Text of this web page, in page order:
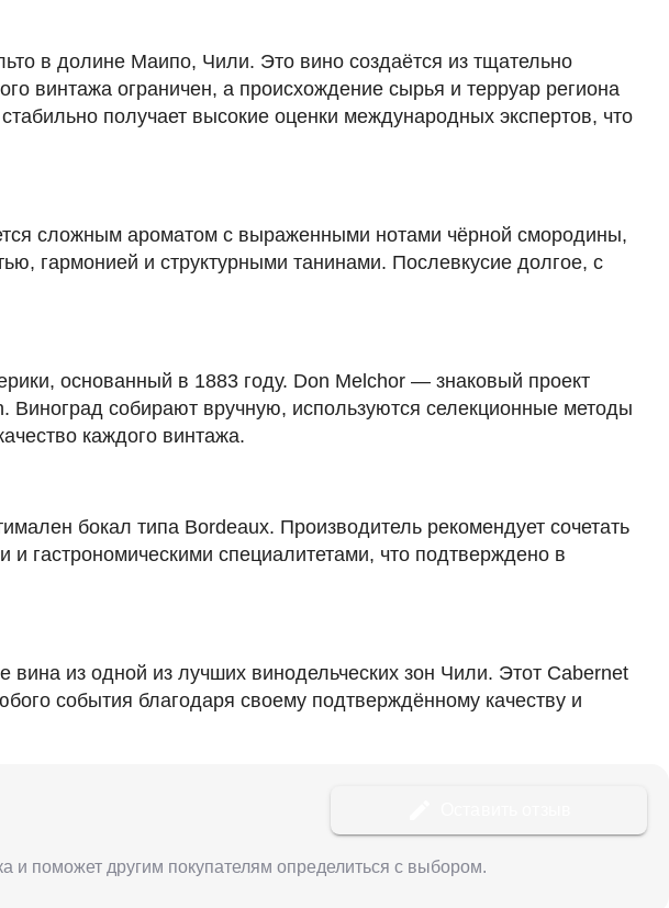
в долине Маипо, Чили. Это вино создаётся из тщательно
винтажа ограничен, а происхождение сырья и терруар региона
получает высокие оценки международных экспертов, что
сложным ароматом с выраженными нотами чёрной смородины,
гармонией и структурными танинами. Послевкусие долгое, с
основанный в 1883 году. Don Melchor — знаковый проект
Виноград собирают вручную, используются селекционные методы
каждого винтажа.
бокал типа Bordeaux. Производитель рекомендует сочетать
гастрономическими специалитетами, что подтверждено в
из одной из лучших винодельческих зон Чили. Этот Cabernet
события благодаря своему подтверждённому качеству и
и поможет другим покупателям определиться с выбором.